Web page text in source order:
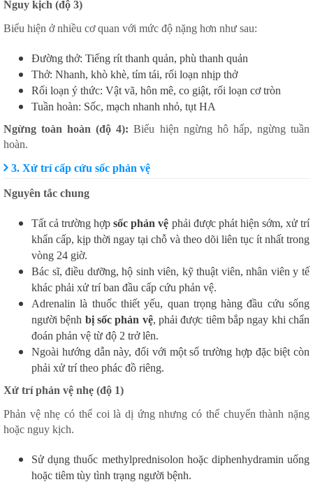
Nguy kịch (độ 3)
Biểu hiện ở nhiều cơ quan với mức độ nặng hơn như sau:
Đường thở: Tiếng rít thanh quản, phù thanh quản
Thở: Nhanh, khò khè, tím tái, rối loạn nhịp thở
Rối loạn ý thức: Vật vã, hôn mê, co giật, rối loạn cơ tròn
Tuần hoàn: Sốc, mạch nhanh nhỏ, tụt HA
Ngừng toàn hoàn (độ 4): Biểu hiện ngừng hô hấp, ngừng tuần
hoàn.
3. Xử trí cấp cứu sốc phản vệ
Nguyên tắc chung
Tất cả trường hợpsốc phản vệ phải được phát hiện sớm, xử trí
khẩn cấp, kịp thời ngay tại chỗ và theo dõi liên tục ít nhất trong
vòng 24 giờ.
Bác sĩ, điều dưỡng, hộ sinh viên, kỹ thuật viên, nhân viên y tế
khác phải xử trí ban đầu cấp cứu phản vệ.
Adrenalin là thuốc thiết yếu, quan trọng hàng đầu cứu sống
người bệnh bị sốc phản vệ, phải được tiêm bắp ngay khi chẩn
đoán phản vệ từ độ 2 trở lên.
Ngoài hướng dẫn này, đối với một số trường hợp đặc biệt còn
phải xử trí theo phác đồ riêng.
Xử trí phản vệ nhẹ (độ 1)
Phản vệ nhẹ có thể coi là dị ứng nhưng có thể chuyển thành nặng
hoặc nguy kịch.
Sử dụng thuốc methylprednisolon hoặc diphenhydramin uống
hoặc tiêm tùy tình trạng người bệnh.